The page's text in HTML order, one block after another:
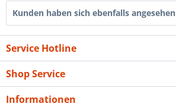
Kunden haben sich ebenfalls angesehen
Service Hotline
Shop Service
Informationen